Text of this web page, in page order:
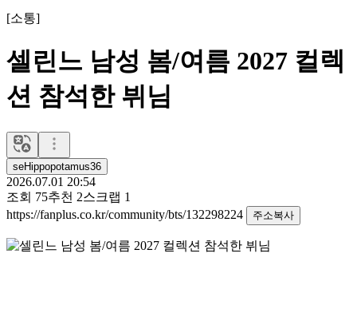
[소통]
셀린느 남성 봄/여름 2027 컬렉
션 참석한 뷔님
seHippopotamus36
2026.07.01 20:54
조회 75추천 2스크랩 1
https://fanplus.co.kr/community/bts/132298224
주소복사